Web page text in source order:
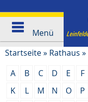
Menü
Startseite» Rathaus »
A
B C D E F
K
L M N O P